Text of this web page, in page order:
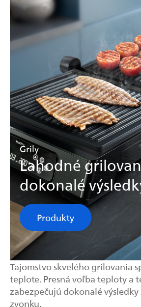
Grily
Lahodné
dokonalé
Produkty
Tajomstvo skvelého grilovania
teplote. Presná voľba teploty a
zabezpečujú dokonalé
zvonku.